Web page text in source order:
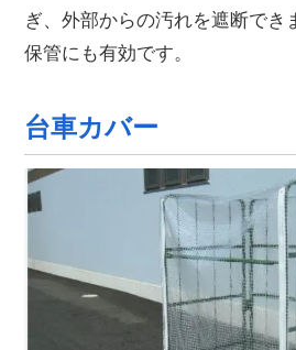
ぎ、外部からの汚れを遮断でき
保管にも有効です。
台車カバー